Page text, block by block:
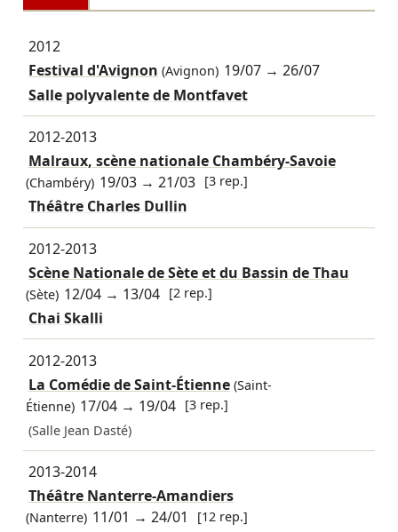
2012
Festival d'Avignon (Avignon) 19/07 →26/07
Salle polyvalente de Montfavet
2012-2013
Malraux, scène nationale Chambéry-Savoie
(Chambéry) 19/03 →21/03 [3 rep.]
Théâtre Charles Dullin
2012-2013
Scène Nationale de Sète et du Bassin de Thau
(Sète) 12/04 → 13/04 [2 rep.]
Chai Skalli
2012-2013
La Comédie de Saint-Étienne(Saint-
Étienne) 17/04 → 19/04 [3 rep.]
(Salle Jean Dasté)
2013-2014
Théâtre Nanterre-Amandiers
(Nanterre) 11/01 →24/01
[12 rep.]